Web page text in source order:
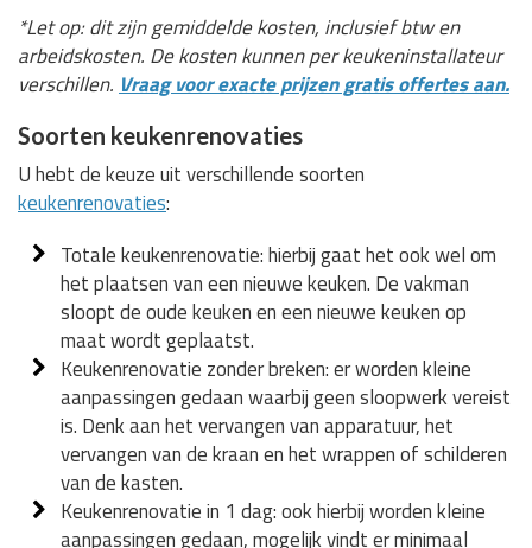
*Let op: dit zijn gemiddelde kosten, inclusief btw en
arbeidskosten. De kosten kunnen per keukeninstallateur
verschillen. Vraag voor exacte prijzen gratis offertes aan.
Soorten keukenrenovaties
U hebt de keuze uit verschillende soorten
keukenrenovaties:
Totale keukenrenovatie: hierbij gaat het ook wel om
het plaatsen van een nieuwe keuken. De vakman
sloopt de oude keuken en een nieuwe keuken op
maat wordt geplaatst.
Keukenrenovatie zonder breken: er worden kleine
aanpassingen gedaan waarbij geen sloopwerk vereist
is. Denk aan het vervangen van apparatuur, het
vervangen van de kraan en het wrappen of schilderen
van de kasten.
Keukenrenovatie in 1 dag: ook hierbij worden kleine
aanpassingen gedaan, mogelijk vindt er minimaal